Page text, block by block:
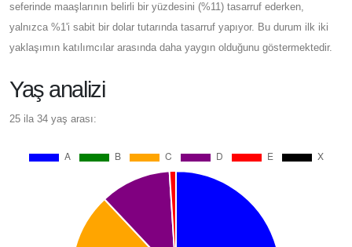
seferinde maaşlarının belirli bir yüzdesini (%11) tasarruf ederken,
yalnızca %1'i sabit bir dolar tutarında tasarruf yapıyor. Bu durum ilk iki
yaklaşımın katılımcılar arasında daha yaygın olduğunu göstermektedir.
Yaş analizi
25 ila 34 yaş arası: